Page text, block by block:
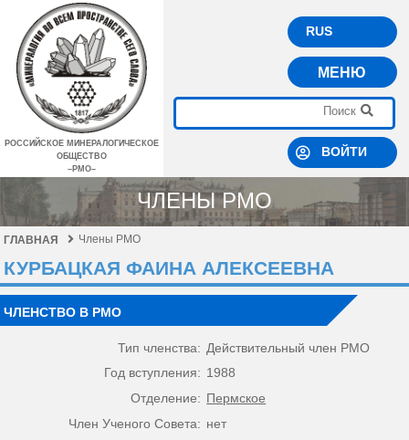
РОССИЙСКОЕ МИНЕРАЛОГИЧЕСКОЕ
ОБЩЕСТВО
–РМО–
RUS
МЕНЮ
ВОЙТИ
ЧЛЕНЫ РМО
ГЛАВНАЯ Члены РМО
КУРБАЦКАЯ ФАИНА АЛЕКСЕЕВНА
ЧЛЕНСТВО В РМО
Тип членства: Действительный член РМО
Год вступления: 1988
Отделение: Пермское
Член Ученого Совета: нет